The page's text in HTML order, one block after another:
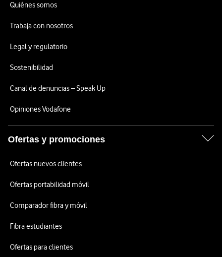
Quiénes somos
Trabaja con nosotros
Legal y regulatorio
Sostenibilidad
Canal de denuncias – Speak Up
Opiniones Vodafone
Ofertas y promociones
Ofertas nuevos clientes
Ofertas portabilidad móvil
Comparador fibra y móvil
Fibra estudiantes
Ofertas para clientes